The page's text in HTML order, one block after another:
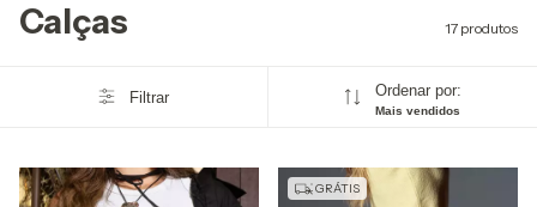
Calças 17 produtos
Filtrar Ordenar por:
Mais vendidos
GRÁTIS